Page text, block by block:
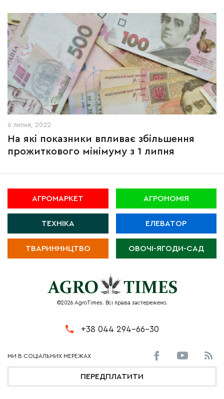
6 липня, 2022
На які показники впливає збільшення
прожиткового мінімуму з 1 липня
АГРОМАРКЕТ АГРОНОМІЯ
ТЕХНІКА ЕЛЕВАТОР
ТВАРИННИЦТВО ОВОЧІ-ЯГОДИ-САД
©2026 AgroTimes. Всі права застережено.
+38 044 294-66-30
ПЕРЕДПЛАТИТИ